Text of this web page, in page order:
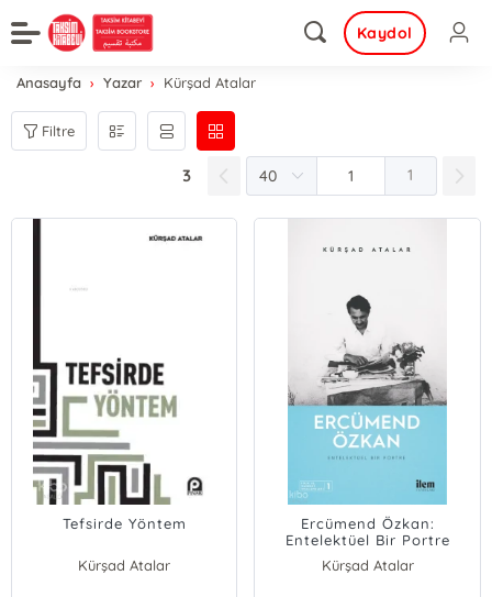
Kaydol
Anasayfa Yazar Kürşad Atalar
Filtre
3 1
Tefsirde Yöntem
Kürşad Atalar
Ercümend Özkan:
Entelektüel Bir Portre
Kürşad Atalar